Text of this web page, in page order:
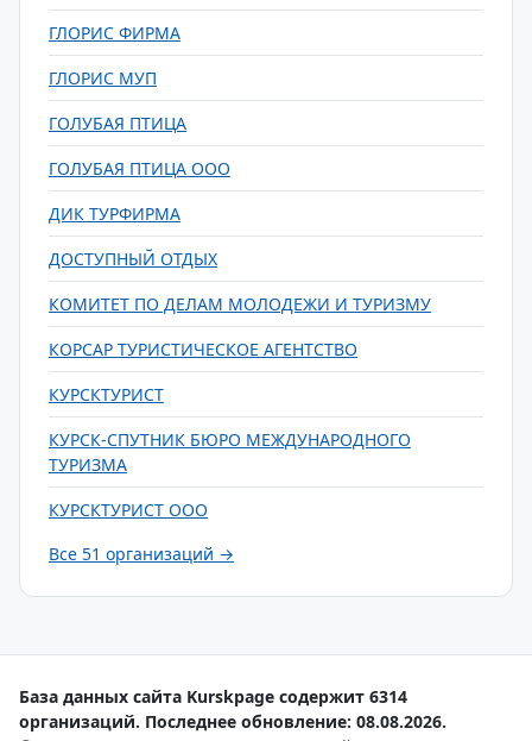
ГЛОРИС ФИРМА
ГЛОРИС МУП
ГОЛУБАЯ ПТИЦА
ГОЛУБАЯ ПТИЦА ООО
ДИК ТУРФИРМА
ДОСТУПНЫЙ ОТДЫХ
КОМИТЕТ ПО ДЕЛАМ МОЛОДЕЖИ И ТУРИЗМУ
КОРСАР ТУРИСТИЧЕСКОЕ АГЕНТСТВО
КУРСКТУРИСТ
КУРСК-СПУТНИК БЮРО МЕЖДУНАРОДНОГО
ТУРИЗМА
КУРСКТУРИСТ ООО
Все 51 организаций →
База данных сайта Kurskpage содержит 6314
организаций. Последнее обновление: 08.08.2026.